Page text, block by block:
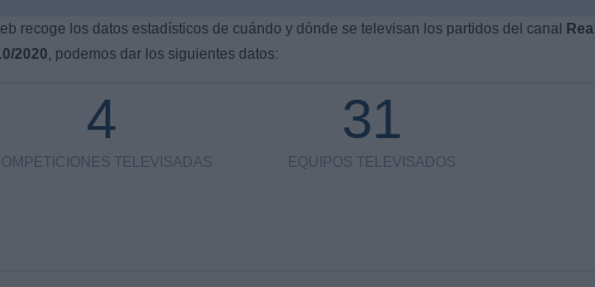
recoge los datos estadísticos de cuándo y dónde se televisan los partidos del canal
2020, podemos dar los siguientes datos:
4
TELEVISADAS
31
EQUIPOS TELEVISADOS